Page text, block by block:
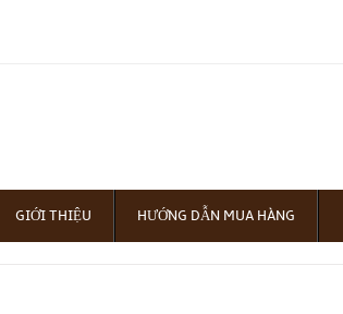
GIỚI THIỆU HƯỚNG DẪN MUA HÀNG